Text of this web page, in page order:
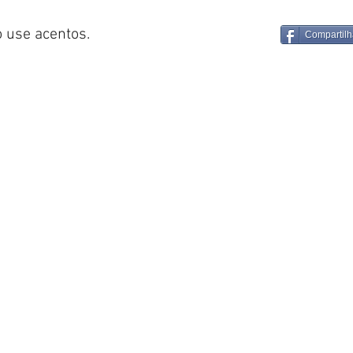
use acentos.